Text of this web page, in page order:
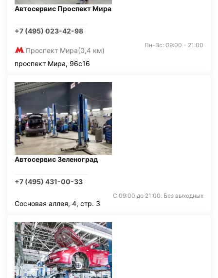
Автосервис Проспект Мира
+7 (495) 023-42-98
Проспект Мира(0,4 км)
Пн-Вс: 09:00 - 21:00
проспект Мира, 96с16
Автосервис Зеленоград
+7 (495) 431-00-33
С 09:00 до 21:00. Без выходных
Сосновая аллея, 4, стр. 3